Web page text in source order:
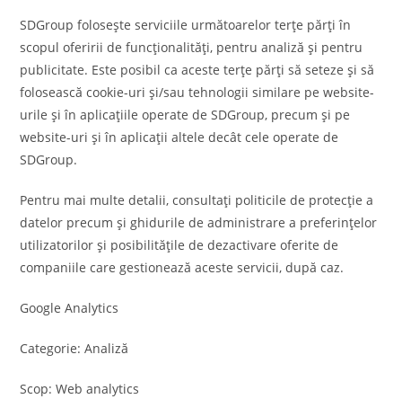
SDGroup folosește serviciile următoarelor terțe părți în
scopul oferirii de funcționalități, pentru analiză și pentru
publicitate. Este posibil ca aceste terțe părți să seteze și să
folosească cookie-uri și/sau tehnologii similare pe website-
urile și în aplicațiile operate de SDGroup, precum și pe
website-uri și în aplicații altele decât cele operate de
SDGroup.
Pentru mai multe detalii, consultați politicile de protecție a
datelor precum și ghidurile de administrare a preferințelor
utilizatorilor și posibilitățile de dezactivare oferite de
companiile care gestionează aceste servicii, după caz.
Google Analytics
Categorie: Analiză
Scop: Web analytics